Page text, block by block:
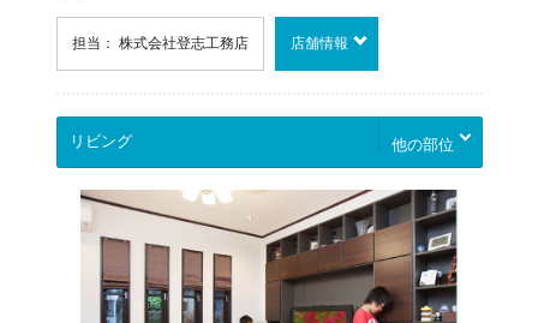
担当： 株式会社登志工務店 店舗情報
他の部位